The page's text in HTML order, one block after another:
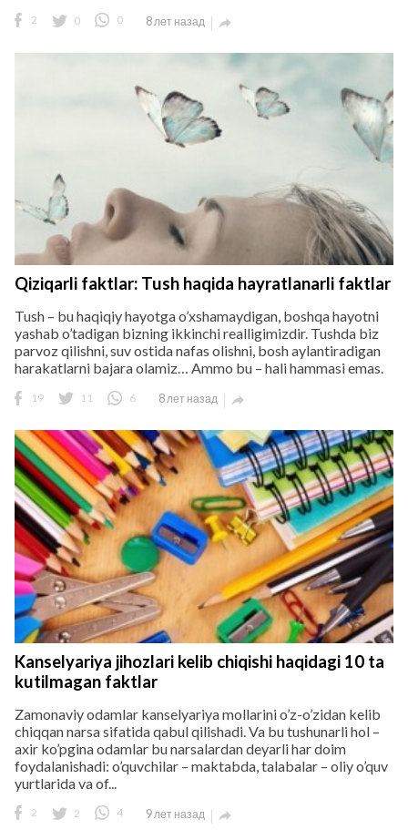
2 0 0 8 лет назад 
Qiziqarli faktlar: Tush haqida hayratlanarli faktlar
Tush – bu haqiqiy hayotga o’xshamaydigan, boshqa hayotni
yashab o’tadigan bizning ikkinchi realligimizdir. Tushda biz
parvoz qilishni, suv ostida nafas olishni, bosh aylantiradigan
harakatlarni bajara olamiz… Ammo bu – hali hammasi emas.
19 11 6 8 лет назад 
Kanselyariya jihozlari kelib chiqishi haqidagi 10 ta
kutilmagan faktlar
Zamonaviy odamlar kanselyariya mollarini o’z-o’zidan kelib
chiqqan narsa sifatida qabul qilishadi. Va bu tushunarli hol –
axir ko’pgina odamlar bu narsalardan deyarli har doim
foydalanishadi: o’quvchilar – maktabda, talabalar – oliy o’quv
yurtlarida va of...
2 2 4 9 лет назад 